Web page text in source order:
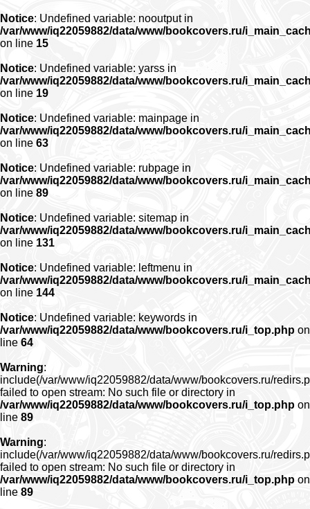
Notice: Undefined variable: nooutput in
/var/www/iq22059882/data/www/bookcovers.ru/
on line 15
Notice: Undefined variable: yarss in
/var/www/iq22059882/data/www/bookcovers.ru/
on line 19
Notice: Undefined variable: mainpage in
/var/www/iq22059882/data/www/bookcovers.ru/
on line 63
Notice: Undefined variable: rubpage in
/var/www/iq22059882/data/www/bookcovers.ru/
on line 89
Notice: Undefined variable: sitemap in
/var/www/iq22059882/data/www/bookcovers.ru/
on line 131
Notice: Undefined variable: leftmenu in
/var/www/iq22059882/data/www/bookcovers.ru/
on line 144
Notice: Undefined variable: keywords in
/var/www/iq22059882/data/www/bookcovers.ru/i_top.php on
line 64
Warning:
include(/var/www/iq22059882/data/www/bookcovers.ru/
failed to open stream: No such file or directory in
/var/www/iq22059882/data/www/bookcovers.ru/i_top.php on
line 89
Warning:
include(/var/www/iq22059882/data/www/bookcovers.ru/
failed to open stream: No such file or directory in
/var/www/iq22059882/data/www/bookcovers.ru/i_top.php on
line 89